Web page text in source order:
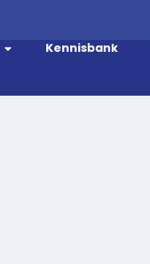
Kennisbank